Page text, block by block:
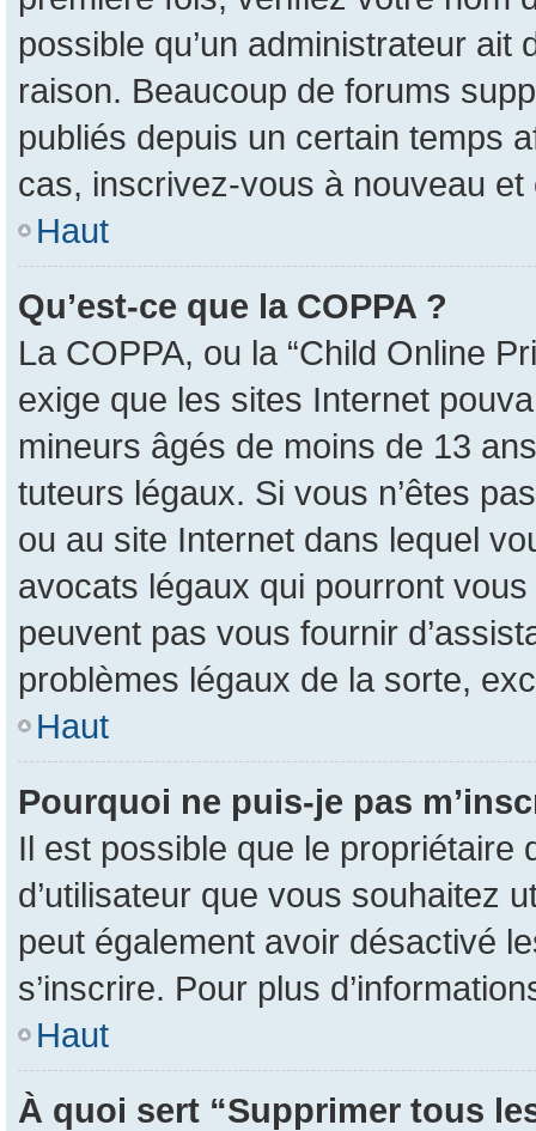
possible qu’un administrateur
raison. Beaucoup de forums
publiés depuis un certain temps
cas, inscrivez-vous à nouveau
Haut
Qu’est-ce que la COPPA ?
La COPPA, ou la “Child Online
exige que les sites Internet
mineurs âgés de moins de 13
tuteurs légaux. Si vous n’êtes
ou au site Internet dans lequel
avocats légaux qui pourront
peuvent pas vous fournir
problèmes légaux de la sorte,
Haut
Pourquoi ne puis-je pas
Il est possible que le propriétaire
d’utilisateur que vous souhaitez
peut également avoir désactivé
s’inscrire. Pour plus
Haut
À quoi sert “Supprimer tous